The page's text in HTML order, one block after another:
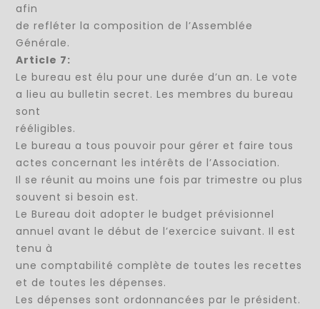
afin
de refléter la composition de l’Assemblée
Générale.
Article 7:
Le bureau est élu pour une durée d’un an. Le vote
a lieu au bulletin secret. Les membres du bureau
sont
rééligibles.
Le bureau a tous pouvoir pour gérer et faire tous
actes concernant les intérêts de l’Association.
Il se réunit au moins une fois par trimestre ou plus
souvent si besoin est.
Le Bureau doit adopter le budget prévisionnel
annuel avant le début de l’exercice suivant. Il est
tenu à
une comptabilité complète de toutes les recettes
et de toutes les dépenses.
Les dépenses sont ordonnancées par le président.